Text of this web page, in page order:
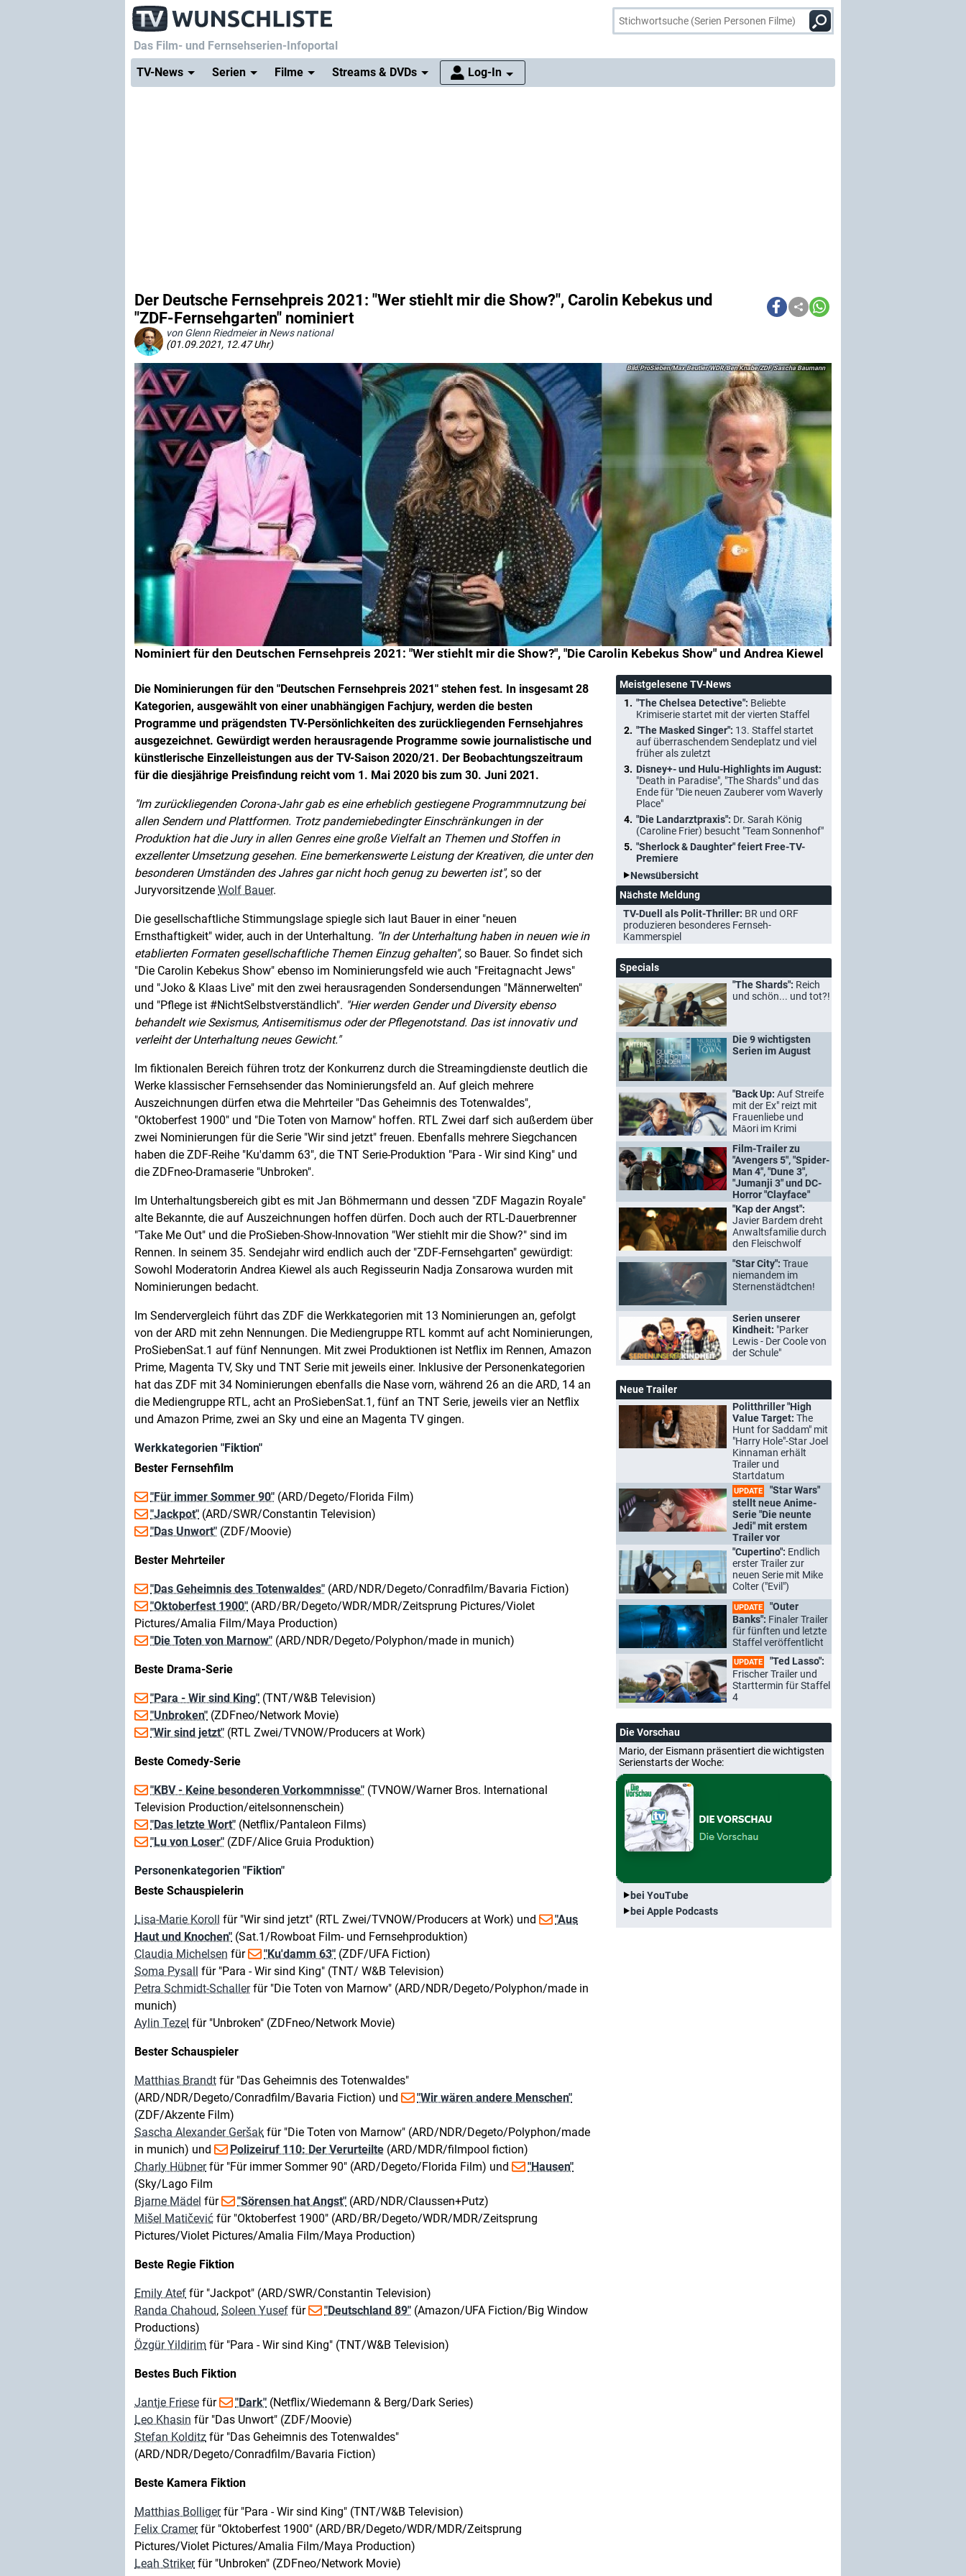
Das Film- und Fernsehserien-Infoportal
TV-News
Serien Filme Streams & DVDs Log-In
Der Deutsche Fernsehpreis 2021: "Wer stiehlt mir die Show?", Carolin Kebekus und
"ZDF-Fernsehgarten" nominiert
von Glenn Riedmeierin News national
(01.09.2021, 12.47 Uhr)
Nominiert für den Deutschen Fernsehpreis 2021: "Wer stiehlt mir die Show?", "Die Carolin Kebekus Show" und Andrea Kiewel
ProSieben/Max Beutler/WDR/Ben Knabe/ZDF/Sascha Baumann
Die Nominierungen für den "Deutschen Fernsehpreis 2021" stehen fest. In insgesamt 28
Kategorien, ausgewählt von einer unabhängigen Fachjury, werden die besten
Programme und prägendsten TV-Persönlichkeiten des zurückliegenden Fernsehjahres
ausgezeichnet. Gewürdigt werden herausragende Programme sowie journalistische und
künstlerische Einzelleistungen aus der TV-Saison 2020/21. Der Beobachtungszeitraum
für die diesjährige Preisfindung reicht vom 1. Mai 2020 bis zum 30. Juni 2021.
Im zurückliegenden Corona-Jahr gab es eine erheblich gestiegene Programmnutzung bei
allen Sendern und Plattformen. Trotz pandemiebedingter Einschränkungen in der
Produktion hat die Jury in allen Genres eine große Vielfalt an Themen und Stoffen in
exzellenter Umsetzung gesehen. Eine bemerkenswerte Leistung der Kreativen, die unter den
besonderen Umständen des Jahres gar nicht hoch genug zu bewerten ist , so der
Juryvorsitzende Wolf Bauer.
Die gesellschaftliche Stimmungslage spiegle sich laut Bauer in einer "neuen
Ernsthaftigkeit" wider, auch in der Unterhaltung. In der Unterhaltung haben in neuen wie in
etablierten Formaten gesellschaftliche Themen Einzug gehalten , so Bauer. So findet sich
"Die Carolin Kebekus Show" ebenso im Nominierungsfeld wie auch "Freitagnacht Jews"
und "Joko & Klaas Live" mit den zwei herausragenden Sondersendungen "Männerwelten"
und "Pflege ist #NichtSelbstverständlich". Hier werden Gender und Diversity ebenso
behandelt wie Sexismus, Antisemitismus oder der Pflegenotstand. Das ist innovativ und
verleiht der Unterhaltung neues Gewicht.
Im fiktionalen Bereich führen trotz der Konkurrenz durch die Streamingdienste deutlich die
Werke klassischer Fernsehsender das Nominierungsfeld an. Auf gleich mehrere
Auszeichnungen dürfen etwa die Mehrteiler "Das Geheimnis des Totenwaldes",
"Oktoberfest 1900" und "Die Toten von Marnow" hoffen. RTL Zwei darf sich außerdem über
zwei Nominierungen für die Serie "Wir sind jetzt" freuen. Ebenfalls mehrere Siegchancen
haben die ZDF-Reihe "Ku'damm 63", die TNT Serie-Produktion "Para - Wir sind King" und
die ZDFneo-Dramaserie "Unbroken".
Im Unterhaltungsbereich gibt es mit Jan Böhmermann und dessen "ZDF Magazin Royale"
alte Bekannte, die auf Auszeichnungen hoffen dürfen. Doch auch der RTL-Dauerbrenner
"Take Me Out" und die ProSieben-Show-Innovation "Wer stiehlt mir die Show?" sind im
Rennen. In seinem 35. Sendejahr wird endlich auch der "ZDF-Fernsehgarten" gewürdigt:
Sowohl Moderatorin Andrea Kiewel als auch Regisseurin Nadja Zonsarowa wurden mit
Nominierungen bedacht.
Im Sendervergleich führt das ZDF die Werkkategorien mit 13 Nominierungen an, gefolgt
von der ARD mit zehn Nennungen. Die Mediengruppe RTL kommt auf acht Nominierungen,
ProSiebenSat.1 auf fünf Nennungen. Mit zwei Produktionen ist Netflix im Rennen, Amazon
Prime, Magenta TV, Sky und TNT Serie mit jeweils einer. Inklusive der Personenkategorien
hat das ZDF mit 34 Nominierungen ebenfalls die Nase vorn, während 26 an die ARD, 14 an
die Mediengruppe RTL, acht an ProSiebenSat.1, fünf an TNT Serie, jeweils vier an Netflix
und Amazon Prime, zwei an Sky und eine an Magenta TV gingen.
Werkkategorien "Fiktion"
Bester Fernsehfilm
"Für immer Sommer 90" (ARD/Degeto/Florida Film)
"Jackpot" (ARD/SWR/Constantin Television)
"Das Unwort" (ZDF/Moovie)
Bester Mehrteiler
"Das Geheimnis des Totenwaldes" (ARD/NDR/Degeto/Conradfilm/Bavaria Fiction)
"Oktoberfest 1900" (ARD/BR/Degeto/WDR/MDR/Zeitsprung Pictures/Violet
Pictures/Amalia Film/Maya Production)
"Die Toten von Marnow" (ARD/NDR/Degeto/Polyphon/made in munich)
Beste Drama-Serie
"Para - Wir sind King" (TNT/W&B Television)
"Unbroken" (ZDFneo/Network Movie)
"Wir sind jetzt" (RTL Zwei/TVNOW/Producers at Work)
Beste Comedy-Serie
"KBV - Keine besonderen Vorkommnisse" (TVNOW/Warner Bros. International
Television Production/eitelsonnenschein)
"Das letzte Wort" (Netflix/Pantaleon Films)
"Lu von Loser" (ZDF/Alice Gruia Produktion)
Personenkategorien "Fiktion"
Beste Schauspielerin
Lisa-Marie Koroll für "Wir sind jetzt" (RTL Zwei/TVNOW/Producers at Work) und
"Aus
Haut und Knochen" (Sat.1/Rowboat Film- und Fernsehproduktion)
Claudia Michelsen für "Ku'damm 63" (ZDF/UFA Fiction)
Soma Pysall für "Para - Wir sind King" (TNT/ W&B Television)
Petra Schmidt-Schallerfür "Die Toten von Marnow" (ARD/NDR/Degeto/Polyphon/made in
munich)
Aylin Tezel für "Unbroken" (ZDFneo/Network Movie)
Bester Schauspieler
Matthias Brandt für "Das Geheimnis des Totenwaldes"
(ARD/NDR/Degeto/Conradfilm/Bavaria Fiction) und
"Wir wären andere Menschen"
(ZDF/Akzente Film)
Sascha Alexander Geršak für "Die Toten von Marnow" (ARD/NDR/Degeto/Polyphon/made
in munich) und
Polizeiruf 110: Der Verurteilte (ARD/MDR/filmpool fiction)
Charly Hübnerfür "Für immer Sommer 90" (ARD/Degeto/Florida Film) und
"Hausen"
(Sky/Lago Film
Bjarne Mädel für "Sörensen hat Angst" (ARD/NDR/Claussen+Putz)
Mišel Matičević für "Oktoberfest 1900" (ARD/BR/Degeto/WDR/MDR/Zeitsprung
Pictures/Violet Pictures/Amalia Film/Maya Production)
Beste Regie Fiktion
Emily Atef für "Jackpot" (ARD/SWR/Constantin Television)
Randa Chahoud, Soleen Yusef für "Deutschland 89" (Amazon/UFA Fiction/Big Window
Productions)
Özgür Yildirim für "Para - Wir sind King" (TNT/W&B Television)
Bestes Buch Fiktion
Jantje Friese für "Dark" (Netflix/Wiedemann & Berg/Dark Series)
Leo Khasin für "Das Unwort" (ZDF/Moovie)
Stefan Kolditz für "Das Geheimnis des Totenwaldes"
(ARD/NDR/Degeto/Conradfilm/Bavaria Fiction)
Beste Kamera Fiktion
Matthias Bolligerfür "Para - Wir sind King" (TNT/W&B Television)
Felix Cramerfür "Oktoberfest 1900" (ARD/BR/Degeto/WDR/MDR/Zeitsprung
Pictures/Violet Pictures/Amalia Film/Maya Production)
Leah Strikerfür "Unbroken" (ZDFneo/Network Movie)
Meistgelesene TV-News
"The Chelsea Detective": Beliebte
Krimiserie startet mit der vierten Staffel
"The Masked Singer": 13. Staffel startet
auf überraschendem Sendeplatz und viel
früher als zuletzt
Disney+- und Hulu-Highlights im August:
"Death in Paradise", "The Shards" und das
Ende für "Die neuen Zauberer vom Waverly
Place"
"Die Landarztpraxis": Dr. Sarah König
(Caroline Frier) besucht "Team Sonnenhof"
"Sherlock & Daughter" feiert Free-TV-
Premiere
Newsübersicht
Nächste Meldung
TV-Duell als Polit-Thriller: BR und ORF
produzieren besonderes Fernseh-
Kammerspiel
Specials
"The Shards": Reich
und schön... und tot?!
Die 9 wichtigsten
Serien im August
"Back Up: Auf Streife
mit der Ex" reizt mit
Frauenliebe und
Māori im Krimi
Film-Trailer zu
"Avengers 5", "Spider-
Man 4", "Dune 3",
"Jumanji 3" und DC-
Horror "Clayface"
"Kap der Angst":
Javier Bardem dreht
Anwaltsfamilie durch
den Fleischwolf
"Star City": Traue
niemandem im
Sternenstädtchen!
Serien unserer
Kindheit: "Parker
Lewis - Der Coole von
der Schule"
Neue Trailer
Politthriller "High
Value Target: The
Hunt for Saddam" mit
"Harry Hole"-Star Joel
Kinnaman erhält
Trailer und
Startdatum
UPDATE
"Star Wars"
stellt neue Anime-
Serie "Die neunte
Jedi" mit erstem
Trailer vor
"Cupertino": Endlich
erster Trailer zur
neuen Serie mit Mike
Colter ("Evil")
UPDATE
"Outer
Banks": Finaler Trailer
für fünften und letzte
Staffel veröffentlicht
UPDATE
"Ted Lasso":
Frischer Trailer und
Starttermin für Staffel
4
Die Vorschau
Mario, der Eismann präsentiert die wichtigsten
Serienstarts der Woche:
bei YouTube
bei Apple Podcasts